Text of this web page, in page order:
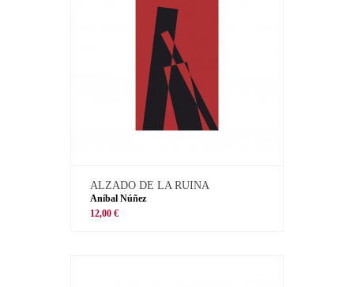
ALZADO DE LA RUINA
Aníbal Núñez
12,00 €